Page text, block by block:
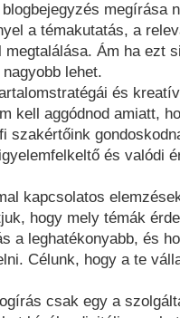
megírása
a témakutatás, a
megtalálása. Ám ha ezt
lehet.
és
kell aggódnod amiatt,
szakértőink
és valódi
kapcsolatos
hogy mely témák
a leghatékonyabb, és
Célunk, hogy a te
csak egy a